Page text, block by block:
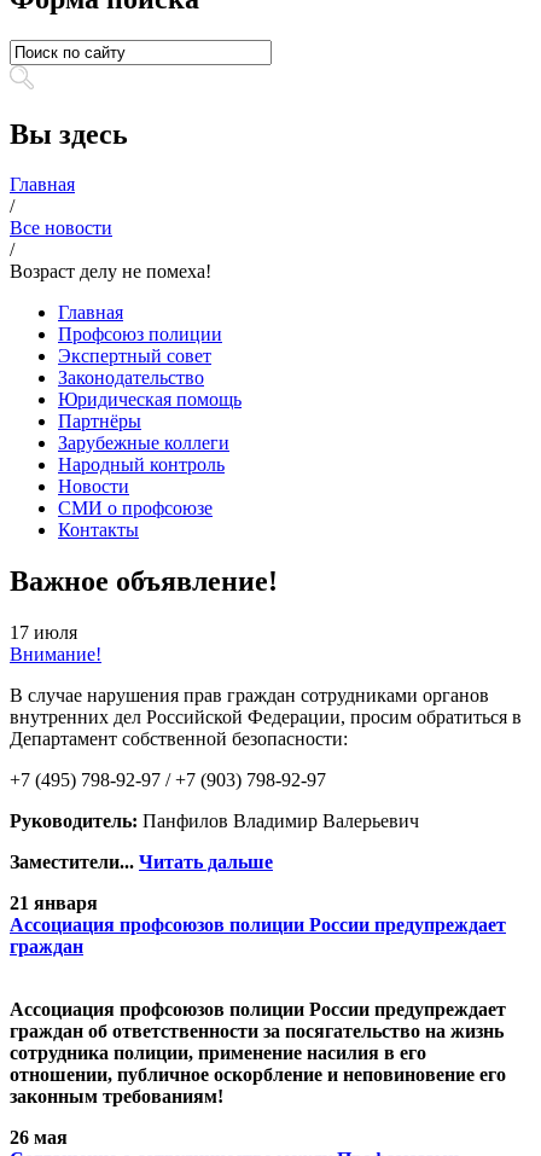
Вы здесь
Главная
/
Все новости
/
Возраст делу не помеха!
Главная
Профсоюз полиции
Экспертный совет
Законодательство
Юридическая помощь
Партнёры
Зарубежные коллеги
Народный контроль
Новости
СМИ о профсоюзе
Контакты
Важное объявление!
17 июля
Внимание!
В случае нарушения прав граждан сотрудниками органов
внутренних дел Российской Федерации, просим обратиться в
Департамент собственной безопасности:
+7 (495) 798-92-97 / +7 (903) 798-92-97
Руководитель: Панфилов Владимир Валерьевич
Заместители... Читать дальше
21 января
Ассоциация профсоюзов полиции России предупреждает
граждан
Ассоциация профсоюзов полиции России предупреждает
граждан об ответственности за посягательство на жизнь
сотрудника полиции, применение насилия в его
отношении, публичное оскорбление и неповиновение его
законным требованиям!
26 мая